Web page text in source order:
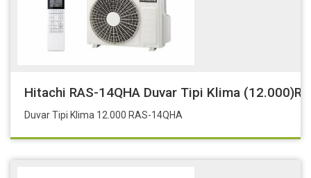
Hitachi RAS-14QHA Duvar Tipi Klima
Duvar Tipi Klima 12.000 RAS-14QHA